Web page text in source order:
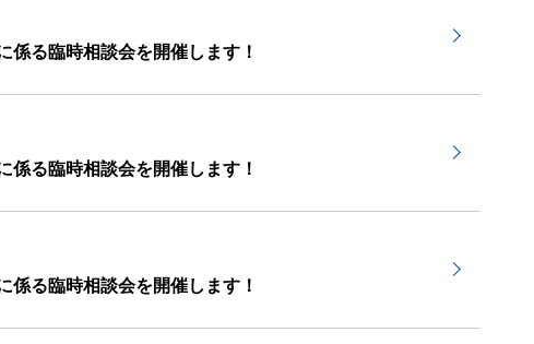
係る臨時相談会を開催します！
係る臨時相談会を開催します！
係る臨時相談会を開催します！